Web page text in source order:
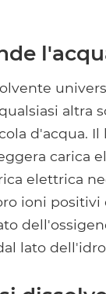
altra
d'acqua.
carica
elettrica
ioni positivi
lato